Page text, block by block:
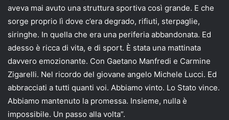
aveva mai avuto una struttura sportiva così grande. E che
sorge proprio lì dove c’era degrado, rifiuti, sterpaglie,
siringhe. In quella che era una periferia abbandonata. Ed
adesso è ricca di vita, e di sport. È stata una mattinata
davvero emozionante. Con Gaetano Manfredi e Carmine
Zigarelli. Nel ricordo del giovane angelo Michele Lucci. Ed
abbracciati a tutti quanti voi. Abbiamo vinto. Lo Stato vince.
Abbiamo mantenuto la promessa. Insieme, nulla è
impossibile. Un passo alla volta”.